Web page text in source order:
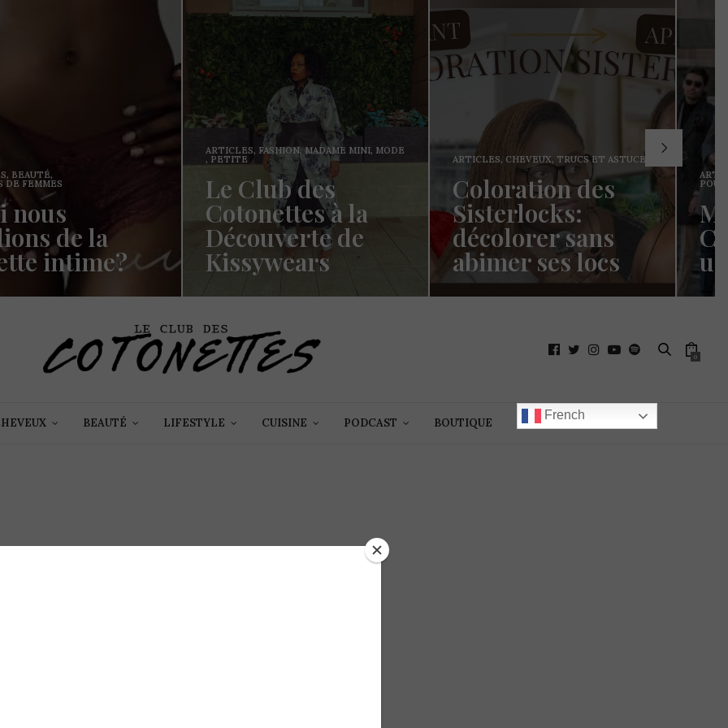
MADAME MINI
Club des
à la
de
les Cotonettes, Oui je sais
MORE →
ARTICLES, CHEVEUX, TRUCS ET ASTUCES
Coloration des
Sisterlocks:
décolorer sans
abimer ses locs
READ MORE →
ARTICLES FASHION ,
POUR LES HOMMES
Mode homme :
Comment choisir
un pantalon ?
0
BEAUTÉ LIFESTYLE CUISINE PODCAST BOUTIQUE
French